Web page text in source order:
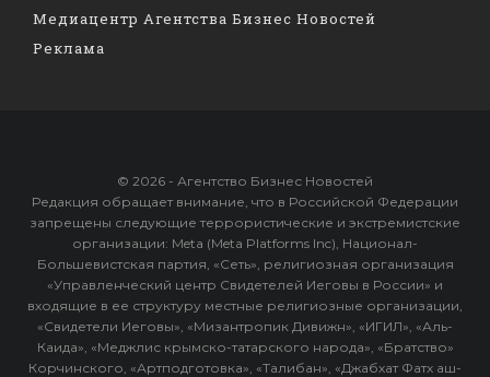
Медиацентр Агентства Бизнес Новостей
Реклама
© 2026 - Агентство Бизнес Новостей
Редакция обращает внимание, что в Российской Федерации
запрещены следующие террористические и экстремистские
организации: Meta (Meta Platforms Inc), Национал-
Большевистская партия, «Сеть», религиозная организация
«Управленческий центр Свидетелей Иеговы в России» и
входящие в ее структуру местные религиозные организации,
«Свидетели Иеговы», «Мизантропик Дивижн», «ИГИЛ», «Аль-
Каида», «Меджлис крымско-татарского народа», «Братство»
Корчинского, «Артподготовка», «Талибан», «Джабхат Фатх аш-